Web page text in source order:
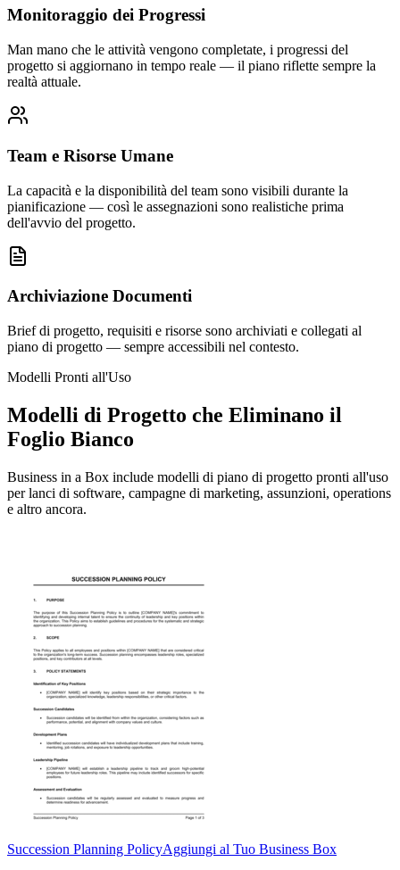
Monitoraggio dei Progressi
Man mano che le attività vengono completate, i progressi del
progetto si aggiornano in tempo reale — il piano riflette sempre la
realtà attuale.
Team e Risorse Umane
La capacità e la disponibilità del team sono visibili durante la
pianificazione — così le assegnazioni sono realistiche prima
dell'avvio del progetto.
Archiviazione Documenti
Brief di progetto, requisiti e risorse sono archiviati e collegati al
piano di progetto — sempre accessibili nel contesto.
Modelli Pronti all'Uso
Modelli di Progetto che Eliminano il
Foglio Bianco
Business in a Box include modelli di piano di progetto pronti all'uso
per lanci di software, campagne di marketing, assunzioni, operations
e altro ancora.
Succession Planning PolicyAggiungi al Tuo Business Box